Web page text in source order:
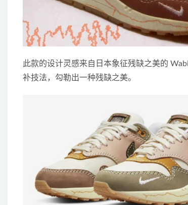
此款的设计灵感来自日本象征残缺之美的
补技法，勾勒出一种残缺之美。